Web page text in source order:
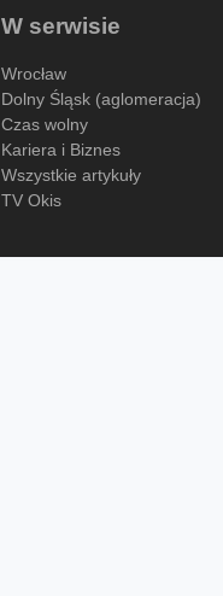
W serwisie
Wrocław
Dolny Śląsk (aglomeracja)
Czas wolny
Kariera i Biznes
Wszystkie artykuły
TV Okis